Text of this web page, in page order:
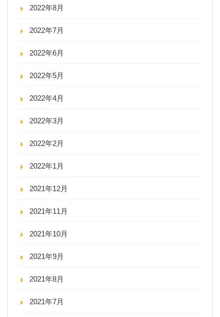
2022年8月
2022年7月
2022年6月
2022年5月
2022年4月
2022年3月
2022年2月
2022年1月
2021年12月
2021年11月
2021年10月
2021年9月
2021年8月
2021年7月